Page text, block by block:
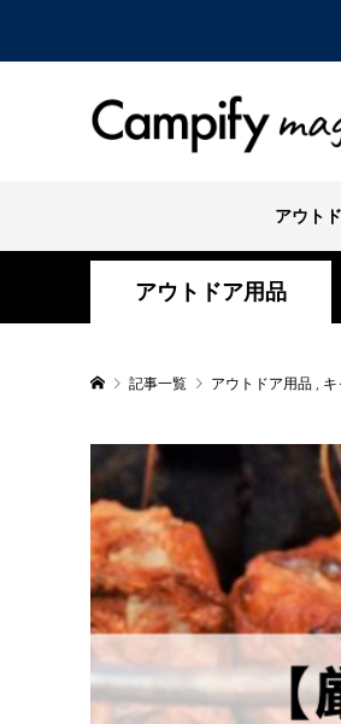
アウト
アウトドア用品
記事一覧 アウトドア用品 ,